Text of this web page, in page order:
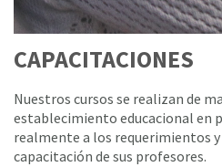
CAPACITACIONES
Nuestros cursos se realizan de
establecimiento educacional en
realmente a los requerimientos y
capacitación de sus profesores.